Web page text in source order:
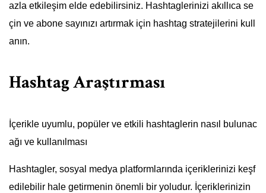
azla etkileşim elde edebilirsiniz. Hashtaglerinizi akıllıca se
çin ve abone sayınızı artırmak için hashtag stratejilerini kull
anın.
Hashtag Araştırması
İçerikle uyumlu, popüler ve etkili hashtaglerin nasıl bulunac
ağı ve kullanılması
Hashtagler, sosyal medya platformlarında içeriklerinizi keşf
edilebilir hale getirmenin önemli bir yoludur. İçeriklerinizin